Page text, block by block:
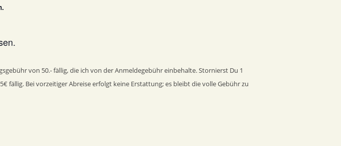
von 50.- fällig, die ich von der Anmeldegebühr einbehalte. Stornierst Du 1
fällig. Bei vorzeitiger Abreise erfolgt keine Erstattung; es bleibt die volle Gebühr zu